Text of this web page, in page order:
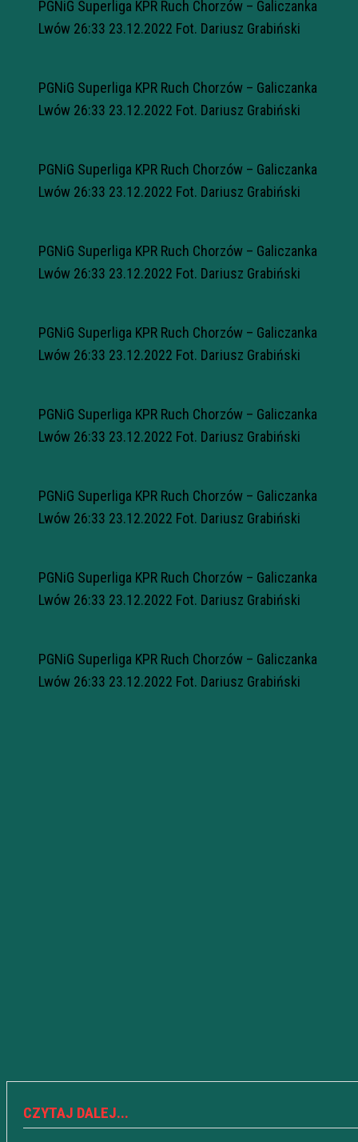
PGNiG Superliga KPR Ruch Chorzów – Galiczanka
Lwów 26:33 23.12.2022 Fot. Dariusz Grabiński
PGNiG Superliga KPR Ruch Chorzów – Galiczanka
Lwów 26:33 23.12.2022 Fot. Dariusz Grabiński
PGNiG Superliga KPR Ruch Chorzów – Galiczanka
Lwów 26:33 23.12.2022 Fot. Dariusz Grabiński
PGNiG Superliga KPR Ruch Chorzów – Galiczanka
Lwów 26:33 23.12.2022 Fot. Dariusz Grabiński
PGNiG Superliga KPR Ruch Chorzów – Galiczanka
Lwów 26:33 23.12.2022 Fot. Dariusz Grabiński
PGNiG Superliga KPR Ruch Chorzów – Galiczanka
Lwów 26:33 23.12.2022 Fot. Dariusz Grabiński
PGNiG Superliga KPR Ruch Chorzów – Galiczanka
Lwów 26:33 23.12.2022 Fot. Dariusz Grabiński
PGNiG Superliga KPR Ruch Chorzów – Galiczanka
Lwów 26:33 23.12.2022 Fot. Dariusz Grabiński
PGNiG Superliga KPR Ruch Chorzów – Galiczanka
Lwów 26:33 23.12.2022 Fot. Dariusz Grabiński
CZYTAJ DALEJ...